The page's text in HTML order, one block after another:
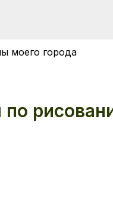
моего города
по